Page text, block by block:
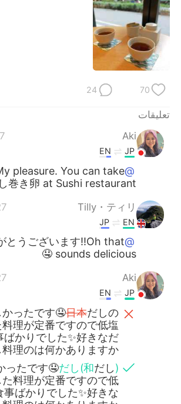
70
24
تعليقات
Aki
JP
EN
@Tilly・ティリ
pleasure. You can take
巻き卵 at Sushi restaurant😉
Tilly・ティリ
EN
JP
@Aki
とうございます‼️Oh that
sounds delicious 🤤
Aki
JP
EN
ったです🤤日本だしの
理が定番ですので低塩
かりでした✨好きなだ
料理のは何かありますか。
ったです🤤だし(和だし)
料理が定番ですので低
ばかりでした✨好きな